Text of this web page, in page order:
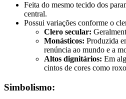
Feita do mesmo tecido dos
central.
Possui variações conforme o
Clero secular:
Monásticos: Produzida
renúncia ao mundo e a
Altos dignitários: Em
cintos de cores como
Simbolismo: